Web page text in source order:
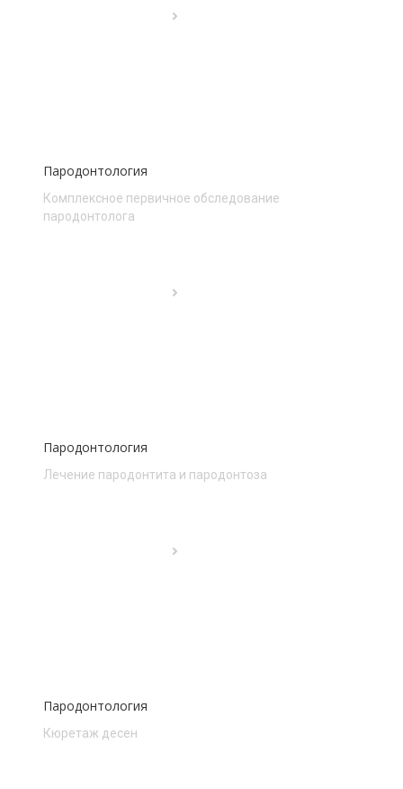
Пародонтология
Комплексное первичное обследование
пародонтолога
Пародонтология
Лечение пародонтита и пародонтоза
Пародонтология
Кюретаж десен